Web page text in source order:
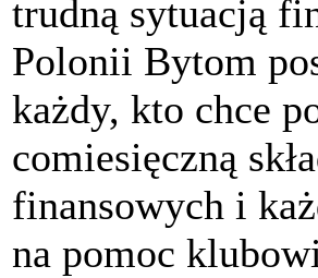
trudną sytuacją
Polonii Bytom
każdy, kto chce
comiesięczną
finansowych i
na pomoc